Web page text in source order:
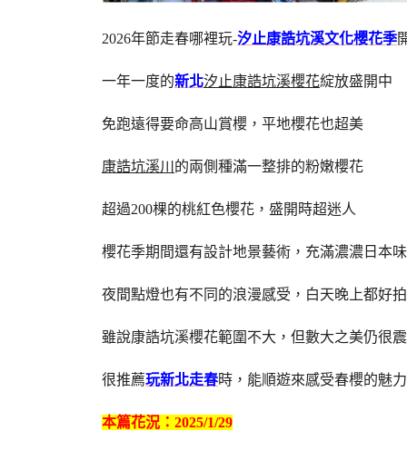
2026年節走春哪裡玩-汐止康誥坑溪文化櫻花季
一年一度的新北汐止康誥坑溪櫻花綻放盛開中
免跑遠得要命高山賞櫻，平地櫻花也超美
康誥坑溪川 的兩側種滿一整排的粉嫩櫻花
超過200棵的桃紅色櫻花，盛開時超迷人
櫻花季期間還有設計地景藝術，充滿濃濃日本味
夜間點燈也有不同的浪漫感受，白天晚上都好拍
雖說康誥坑溪櫻花範圍不大，但數大之美仍很
很推薦玩新北走春時，能順遊來感受春櫻的魅
本篇花況：2025/1/29